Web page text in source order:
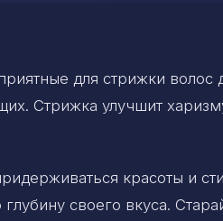
для стрижки волос
Стрижка улучшит
красоты и
своего вкуса.